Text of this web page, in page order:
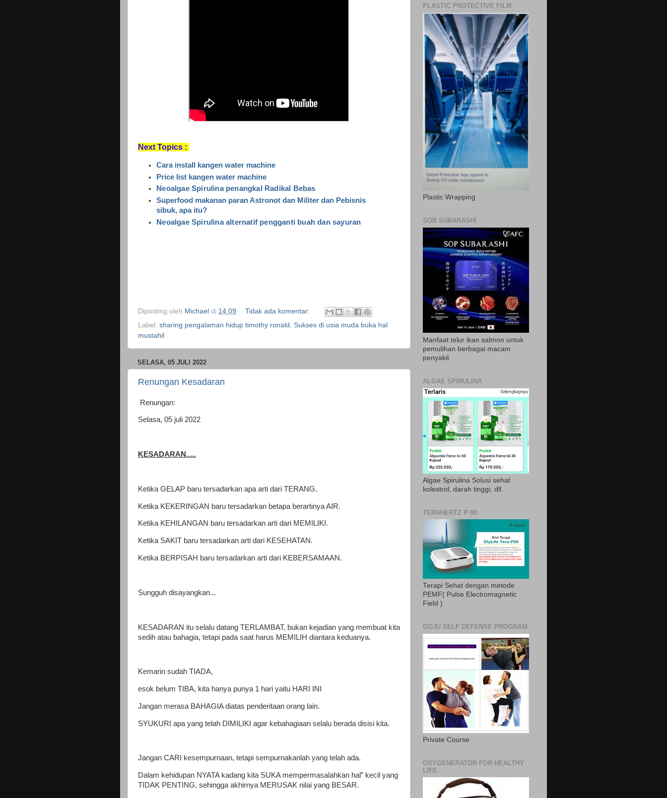
Next Topics :
Cara install kangen water machine
Price list kangen water machine
Neoalgae Spirulina penangkal Radikal Bebas
Superfood makanan paran Astronot dan Militer dan Pebisnis
sibuk, apa itu?
Neoalgae Spirulina alternatif pengganti buah dan sayuran
Diposting oleh Michael di 14.09
Tidak ada komentar:
Label: sharing pengalaman hidup timothy ronald
Sukses di usia muda buka hal
mustahil
SELASA, 05 JULI 2022
Renungan Kesadaran
Renungan:
Selasa, 05 juli 2022
KESADARAN.....
Ketika GELAP baru tersadarkan apa arti dari TERANG.
Ketika KEKERINGAN baru tersadarkan betapa berartinya AIR.
Ketika KEHILANGAN baru tersadarkan arti dari MEMILIKI.
Ketika SAKIT baru tersadarkan arti dari KESEHATAN.
Ketika BERPISAH baru tersadarkan arti dari KEBERSAMAAN.
Sungguh disayangkan...
KESADARAN itu selalu datang TERLAMBAT, bukan kejadian yang membuat kita
sedih atau bahagia, tetapi pada saat harus MEMILIH diantara keduanya.
Kemarin sudah TIADA,
esok belum TIBA, kita hanya punya 1 hari yaitu HARI INI
Jangan merasa BAHAGIA diatas penderitaan orang lain.
SYUKURI apa yang telah DIMILIKI agar kebahagiaan selalu berada disisi kita.
Jangan CARI kesempurnaan, tetapi sempurnakanlah yang telah ada.
Dalam kehidupan NYATA kadang kita SUKA mempermasalahkan hal” kecil yang
TIDAK PENTING, sehingga akhirnya MERUSAK nilai yang BESAR.
PLASTIC PROTECTIVE FILM
Plastic Wrapping
SOB SUBARASHI
Manfaat telur ikan salmon untuk
pemulihan berbagai macam
penyakit
ALGAE SPIRULINA
Algae Spirulina Solusi sehat
kolestrol, darah tinggi, dll.
TERAHERTZ P-90
Terapi Sehat dengan metode
PEMF( Pulse Electromagnetic
Field )
GOJU SELF DEFENSE PROGRAM
Private Course
OXYGENERATOR FOR HEALTHY
LIFE